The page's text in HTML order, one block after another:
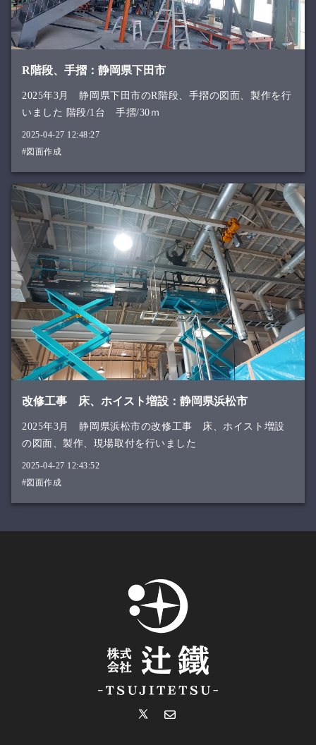
R階段、手摺：静岡県下田市
2025年3月 静岡県下田市のR階段、手摺の図面、製作を行
いました 階段/1台 手摺/30ｍ
2025-04-27 12:48:27
#図面作成
改修工事 床、ホイスト増設：静岡県浜松市
2025年3月 静岡県浜松市の改修工事 床、ホイスト増設
の図面、製作、現場取付を行いました
2025-04-27 12:43:52
#図面作成